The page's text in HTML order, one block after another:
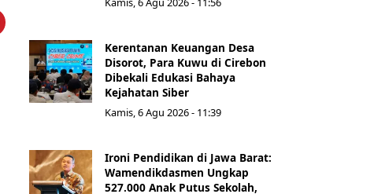
Kerentanan Keuangan Desa
Disorot, Para Kuwu di Cirebon
Dibekali Edukasi Bahaya
Kejahatan Siber
Kamis, 6 Agu 2026 - 11:39
Ironi Pendidikan di Jawa Barat:
Wamendikdasmen Ungkap
527.000 Anak Putus Sekolah,